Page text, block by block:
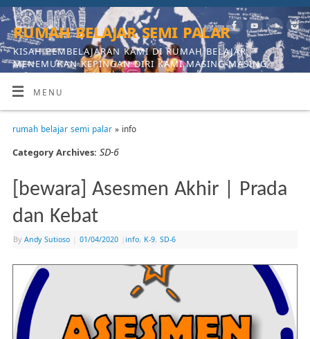
rumah belajar semi palar
KISAH PEMBELAJARAN KAMI DI RUMAH BELAJAR,
MENEMUKAN KEPINGAN DIRI KAMI MASING-MASING
MENU
rumah belajar semi palar» info
Category Archives: SD-6
[bewara] Asesmen Akhir | Prada
dan Kebat
By Andy Sutioso 01/04/2020 info, K-9, SD-6